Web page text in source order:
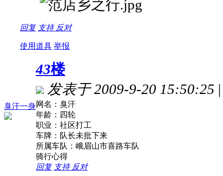
回复 支持 反对
使用道具 举报
臭汗一身
43楼
发表于 2009-9-20 15:50:25 |
网名：臭汗
年龄：四轮
职业：社区打工
车牌：队长未批下来
所属车队：峨眉山市喜路车队
骑行心得
回复 支持 反对